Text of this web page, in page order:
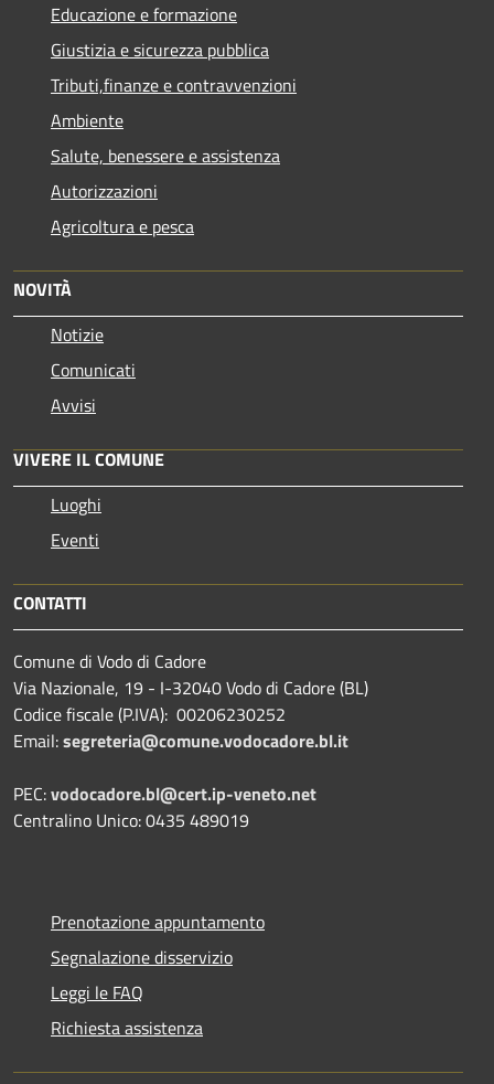
Educazione e formazione
Giustizia e sicurezza pubblica
Tributi,finanze e contravvenzioni
Ambiente
Salute, benessere e assistenza
Autorizzazioni
Agricoltura e pesca
NOVITÀ
Notizie
Comunicati
Avvisi
VIVERE IL COMUNE
Luoghi
Eventi
CONTATTI
Comune di Vodo di Cadore
Via Nazionale, 19 - I-32040 Vodo di Cadore (BL)
Codice fiscale (P.IVA): 00206230252
Email:segreteria@comune.vodocadore.bl.it
PEC:vodocadore.bl@cert.ip-veneto.net
Centralino Unico: 0435 489019
Prenotazione appuntamento
Segnalazione disservizio
Leggi le FAQ
Richiesta assistenza